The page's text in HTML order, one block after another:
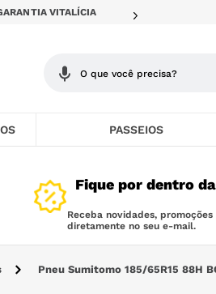
VITALÍCIA
PASSEIOS
Fique por dentro
Receba novidades,
diretamente no seu e-mail.
Pneu Sumitomo 185/65R15 88H